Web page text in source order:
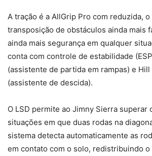
A tração é a AllGrip Pro com reduzida,
transposição de obstáculos ainda mais
ainda mais segurança em qualquer
conta com controle de estabilidade
(assistente de partida em rampas) e
(assistente de descida).
O LSD permite ao Jimny Sierra superar
situações em que duas rodas na
sistema detecta automaticamente as
em contato com o solo, redistribuindo o